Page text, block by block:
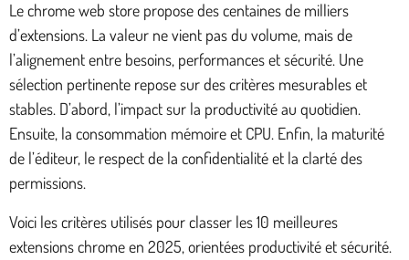
Le chrome web store propose des centaines de milliers
d’extensions. La valeur ne vient pas du volume, mais de
l’alignement entre besoins, performances et sécurité. Une
sélection pertinente repose sur des critères mesurables et
stables. D’abord, l’impact sur la productivité au quotidien.
Ensuite, la consommation mémoire et CPU. Enfin, la maturité
de l’éditeur, le respect de la confidentialité et la clarté des
permissions.
Voici les critères utilisés pour classer les 10 meilleures
extensions chrome en 2025, orientées productivité et sécurité.